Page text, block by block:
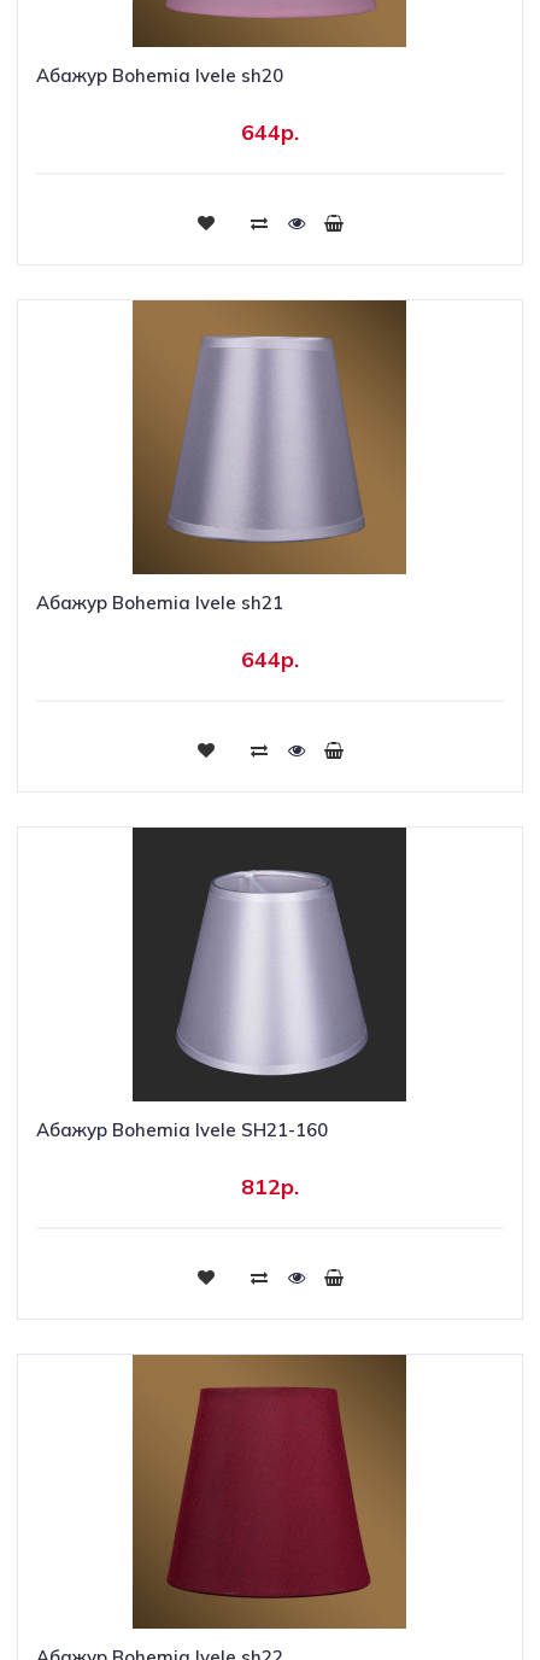
Абажур Bohemia Ivele sh20
644р.
Купить
Абажур Bohemia Ivele sh21
644р.
Купить
Абажур Bohemia Ivele SH21-160
812р.
Купить